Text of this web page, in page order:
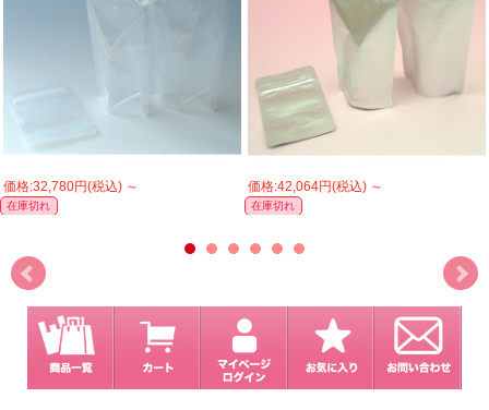
価格:32,780円(税込) ～
在庫切れ
価格:42,064円(税込) ～
在庫切れ